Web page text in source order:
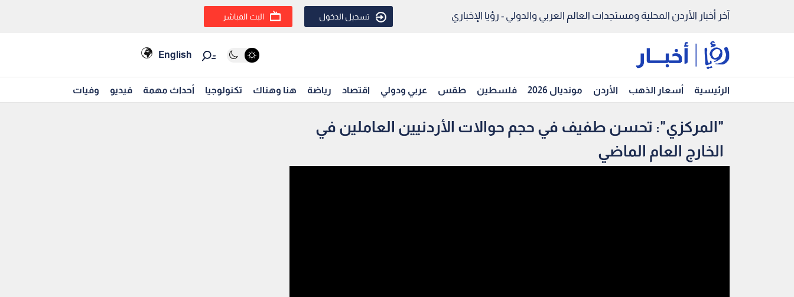
آخر أخبار الأردن المحلية ومستجدات العالم العربي والدولي - رؤيا الإخباري تسجيل الدخول البث المباشر
English
الرئيسية أسعار الذهب الأردن مونديال 2026 فلسطين طقس عربي ودولي اقتصاد رياضة هنا وهناك تكنولوجيا أحداث مهمة فيديو وفيات
"المركزي": تحسن طفيف في حجم حوالات الأردنيين العاملين في
الخارج العام الماضي